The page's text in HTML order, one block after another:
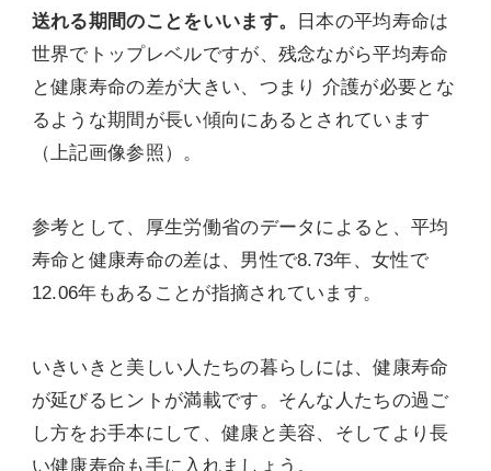
送れる期間のことをいいます。
日本の平均寿命は
世界でトップレベルですが、残念ながら平均寿命
と健康寿命の差が大きい、つまり 介護が必要とな
るような期間が長い傾向にあるとされています
（上記画像参照）。
参考として、厚生労働省のデータによると、平均
寿命と健康寿命の差は、男性で8.73年、女性で
12.06年もあることが指摘されています。
いきいきと美しい人たちの暮らしには、健康寿命
が延びるヒントが満載です。そんな人たちの過ご
し方をお手本にして、健康と美容、そしてより長
い健康寿命も手に入れましょう。